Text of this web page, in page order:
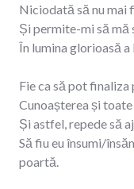
Niciodată să nu mai
Și permite-mi să mă
În lumina glorioasă a
Fie ca să pot finaliza
Cunoașterea și
Și astfel, repede să
Să fiu eu însumi/
poartă.